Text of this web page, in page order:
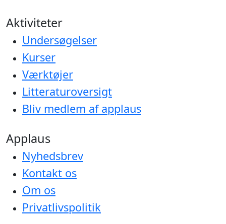
Aktiviteter
Undersøgelser
Kurser
Værktøjer
Litteraturoversigt
Bliv medlem af applaus
Applaus
Nyhedsbrev
Kontakt os
Om os
Privatlivspolitik